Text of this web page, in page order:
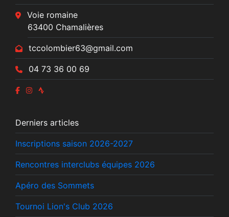
Voie romaine
63400 Chamalières
tccolombier63@gmail.com
04 73 36 00 69
Derniers articles
Inscriptions saison 2026-2027
Rencontres interclubs équipes 2026
Apéro des Sommets
Tournoi Lion's Club 2026